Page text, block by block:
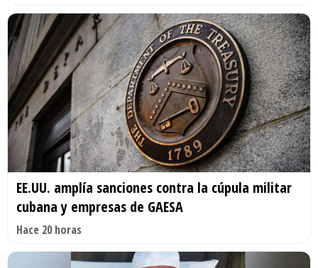
EE.UU. amplía sanciones contra la cúpula militar
cubana y empresas de GAESA
Hace 20 horas